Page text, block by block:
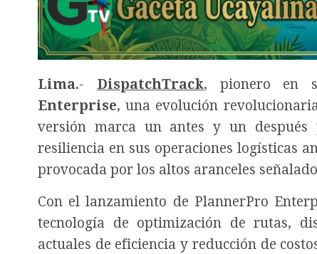
Lima.- DispatchTrack, pionero en
Enterprise, una evolución
versión marca un antes y un después
resiliencia en sus operaciones logísticas
provocada por los altos aranceles
Con el lanzamiento de PlannerPro
tecnología de optimización de rutas,
actuales de eficiencia y reducción de